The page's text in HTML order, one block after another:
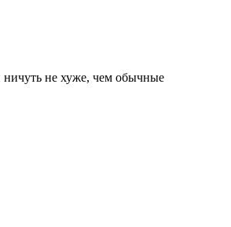
ничуть не хуже, чем обычные